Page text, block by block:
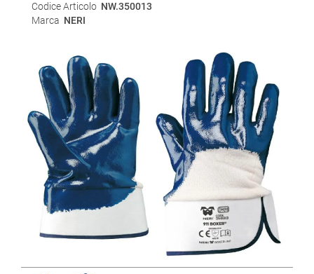
Codice Articolo NW.350013
Marca NERI